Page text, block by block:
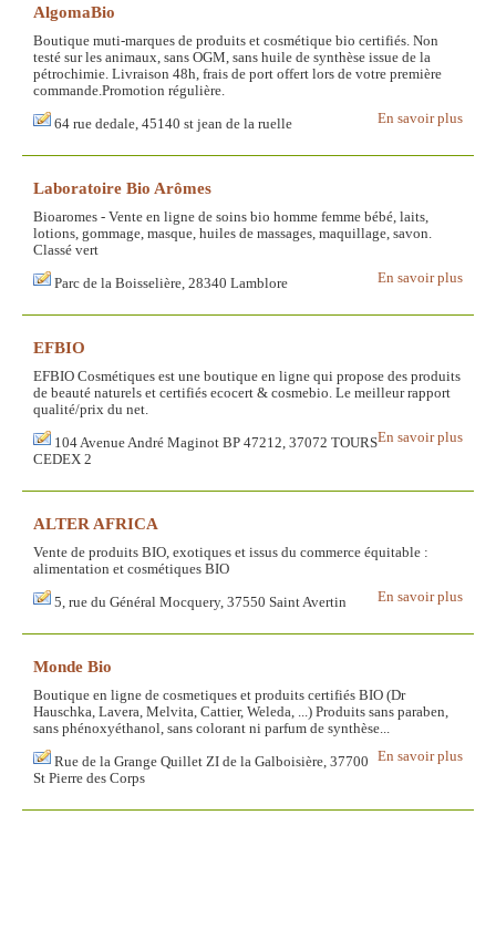
AlgomaBio
Boutique muti-marques de produits et cosmétique bio certifiés. Non
testé sur les animaux, sans OGM, sans huile de synthèse issue de la
pétrochimie. Livraison 48h, frais de port offert lors de votre première
commande.Promotion régulière.
En savoir plus
64 rue dedale, 45140 st jean de la ruelle
Laboratoire Bio Arômes
Bioaromes - Vente en ligne de soins bio homme femme bébé, laits,
lotions, gommage, masque, huiles de massages, maquillage, savon.
Classé vert
En savoir plus
Parc de la Boisselière, 28340 Lamblore
EFBIO
EFBIO Cosmétiques est une boutique en ligne qui propose des produits
de beauté naturels et certifiés ecocert & cosmebio. Le meilleur rapport
qualité/prix du net.
En savoir plus
104 Avenue André Maginot BP 47212, 37072 TOURS
CEDEX 2
ALTER AFRICA
Vente de produits BIO, exotiques et issus du commerce équitable :
alimentation et cosmétiques BIO
En savoir plus
5, rue du Général Mocquery, 37550 Saint Avertin
Monde Bio
Boutique en ligne de cosmetiques et produits certifiés BIO (Dr
Hauschka, Lavera, Melvita, Cattier, Weleda, ...) Produits sans paraben,
sans phénoxyéthanol, sans colorant ni parfum de synthèse...
En savoir plus
Rue de la Grange Quillet ZI de la Galboisière, 37700
St Pierre des Corps